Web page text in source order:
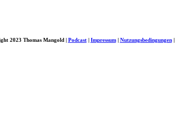
2023 Thomas Mangold | Podcast| Impressum| Nutzungsbedingungen|